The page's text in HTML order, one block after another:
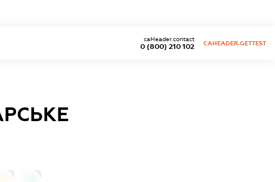
0 (800) 210 102
caHeader.contact
CAHEADER.GETTEST